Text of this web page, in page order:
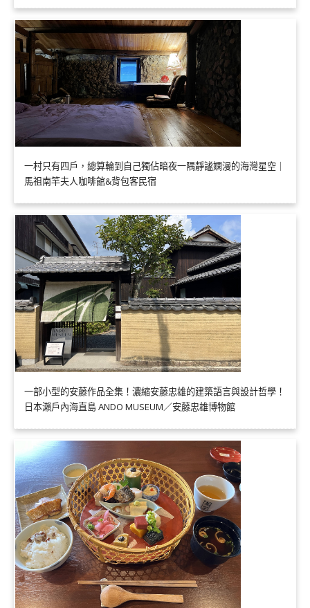
一村只有四戶，總算輪到自己獨佔暗夜一隅靜謐嫻漫的海灣星空｜
馬祖南竿夫人咖啡館&背包客民宿
一部小型的安藤作品全集！濃縮安藤忠雄的建築語言與設計哲學！
日本瀨戶內海直島 ANDO MUSEUM／安藤忠雄博物館